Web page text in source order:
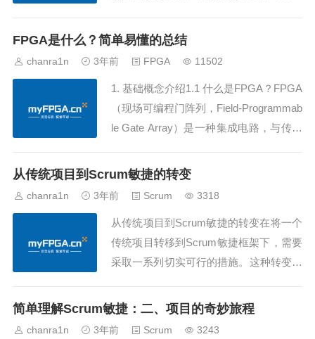
本文将深入探讨FPGA与单片机之间的区
FPGA是什么？简单易懂的总结
chanra1n 3年前 FPGA 11502
1. 基础概念介绍1.1 什么是FPGA？FPGA
（现场可编程门阵列，Field-Programmab
le Gate Array）是一种集成电路，与传统
C）在设计阶段确定了功能和结构，而FP
从传统项目到Scrum敏捷的转变
chanra1n 3年前 Scrum 3318
从传统项目到Scrum敏捷的转变在将一个
传统项目转移到Scrum敏捷框架下，需要
采取一系列切实可行的措施。这种转变可
险。以下是一些建议、例子和讨论。控制
简单理解Scrum敏捷：二、项目的奇妙旅程
chanra1n 3年前 Scrum 3243